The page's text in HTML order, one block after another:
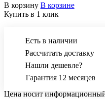
В корзину В корзине
Купить в 1 клик
Есть в наличии
Рассчитать доставку
Нашли дешевле?
Гарантия 12 месяцев
Цена носит информационный